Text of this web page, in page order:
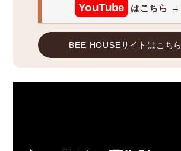
YouTube はこちら →
BEE HOUSEサイトはこちら